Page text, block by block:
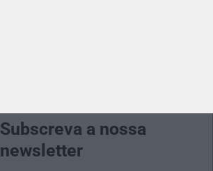
Subscreva a nossa
newsletter